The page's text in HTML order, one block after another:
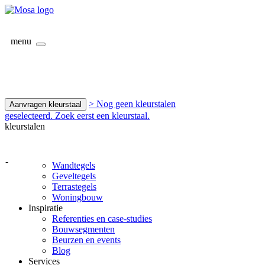
menu
Aanvragen kleurstaal
> Nog geen kleurstalen
geselecteerd. Zoek eerst een kleurstaal.
kleurstalen
-
Wandtegels
Geveltegels
Terrastegels
Woningbouw
Inspiratie
Referenties en case-studies
Bouwsegmenten
Beurzen en events
Blog
Services